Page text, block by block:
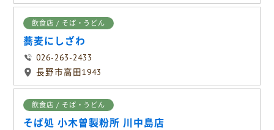
飲食店 / そば・うどん
蕎麦にしざわ
026-263-2433
長野市高田1943
飲食店 / そば・うどん
そば処 小木曽製粉所 川中島店